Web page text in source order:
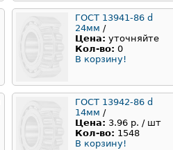
ГОСТ 13941-86 d
24мм /
Цена: уточняйте
Кол-во: 0
В корзину!
ГОСТ 13942-86 d
14мм /
Цена: 3.96 р. / шт
Кол-во: 1548
В корзину!